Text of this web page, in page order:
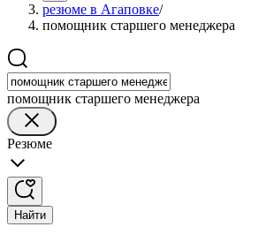
резюме в Агаповке/
помощник старшего менеджера
помощник старшего менеджера
Резюме
Найти